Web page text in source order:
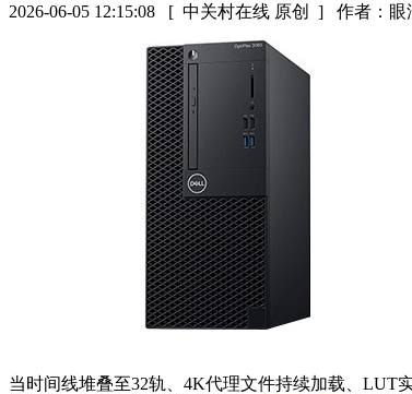
2026-06-05 12:15:08 [ 中关村在线 原创 ] 作者：眼
当时间线堆叠至32轨、4K代理文件持续加载、